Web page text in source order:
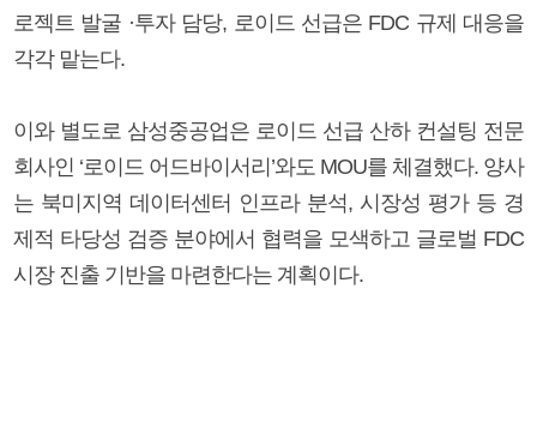
로젝트 발굴 ·투자 담당, 로이드 선급은 FDC 규제 대응을
각각 맡는다.
이와 별도로 삼성중공업은 로이드 선급 산하 컨설팅 전문
회사인 ‘로이드 어드바이서리’와도 MOU를 체결했다. 양사
는 북미지역 데이터센터 인프라 분석, 시장성 평가 등 경
제적 타당성 검증 분야에서 협력을 모색하고 글로벌 FDC
시장 진출 기반을 마련한다는 계획이다.